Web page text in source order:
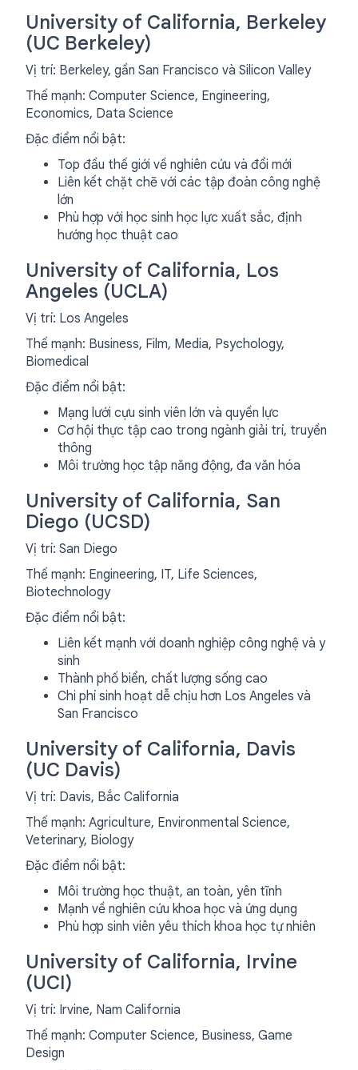
University of California, Berkeley
(UC Berkeley)
Vị trí: Berkeley, gần San Francisco và Silicon Valley
Thế mạnh: Computer Science, Engineering,
Economics, Data Science
Đặc điểm nổi bật:
Top đầu thế giới về nghiên cứu và đổi mới
Liên kết chặt chẽ với các tập đoàn công nghệ
lớn
Phù hợp với học sinh học lực xuất sắc, định
hướng học thuật cao
University of California, Los
Angeles (UCLA)
Vị trí: Los Angeles
Thế mạnh: Business, Film, Media, Psychology,
Biomedical
Đặc điểm nổi bật:
Mạng lưới cựu sinh viên lớn và quyền lực
Cơ hội thực tập cao trong ngành giải trí, truyền
thông
Môi trường học tập năng động, đa văn hóa
University of California, San
Diego (UCSD)
Vị trí: San Diego
Thế mạnh: Engineering, IT, Life Sciences,
Biotechnology
Đặc điểm nổi bật:
Liên kết mạnh với doanh nghiệp công nghệ và y
sinh
Thành phố biển, chất lượng sống cao
Chi phí sinh hoạt dễ chịu hơn Los Angeles và
San Francisco
University of California, Davis
(UC Davis)
Vị trí: Davis, Bắc California
Thế mạnh: Agriculture, Environmental Science,
Veterinary, Biology
Đặc điểm nổi bật:
Môi trường học thuật, an toàn, yên tĩnh
Mạnh về nghiên cứu khoa học và ứng dụng
Phù hợp sinh viên yêu thích khoa học tự nhiên
University of California, Irvine
(UCI)
Vị trí: Irvine, Nam California
Thế mạnh: Computer Science, Business, Game
Design